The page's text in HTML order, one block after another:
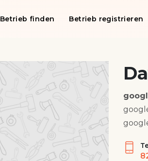
Betrieb finden Betrieb registrieren